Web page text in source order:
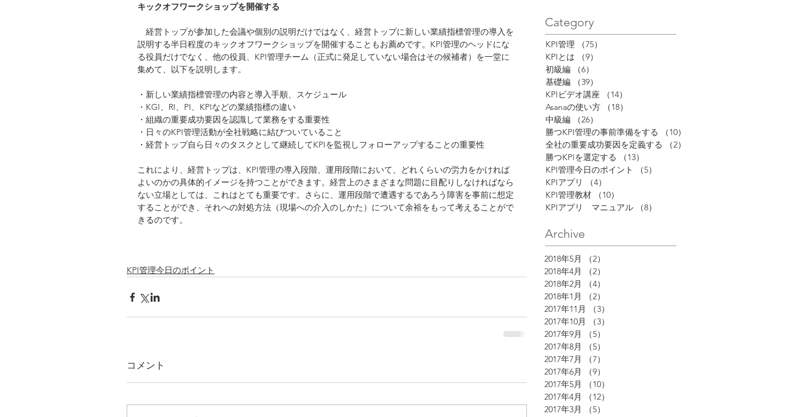
キックオフワークショップを開催する
経営トップが参加した会議や個別の説明だけではなく、経営トップに新しい業績指標管理の導入を
説明する半日程度のキックオフワークショップを開催することもお薦めです。KPI管理のヘッドにな
る役員だけでなく、他の役員、KPI管理チーム（正式に発足していない場合はその候補者）を一堂に
集めて、以下を説明します。
・新しい業績指標管理の内容と導入手順、スケジュール
・KGI、RI、PI、KPIなどの業績指標の違い
・組織の重要成功要因を認識して業務をする重要性
・日々のKPI管理活動が全社戦略に結びついていること
・経営トップ自ら日々のタスクとして継続してKPIを監視しフォローアップすることの重要性
これにより、経営トップは、KPI管理の導入段階、運用段階において、どれくらいの労力をかければ
よいのかの具体的イメージを持つことができます。経営上のさまざまな問題に目配りしなければなら
ない立場としては、これはとても重要です。さらに、運用段階で遭遇するであろう障害を事前に想定
することができ、それへの対処方法（現場への介入のしかた）について余裕をもって考えることがで
きるのです。
KPI管理今日のポイント
コメント
Category
KPI管理 （75）
KPIとは
（9）
初級編
（6）
基礎編
（39）
KPIビデオ講座
（14）
Asanaの使い方
（18）
中級編
（26）
勝つKPI管理の事前準備をする
（10）
全社の重要成功要因を定義する
（2）
勝つKPIを選定する
（13）
KPI管理今日のポイント
（5）
KPIアプリ
（4）
KPI管理教材
（10）
KPIアプリ マニュアル
（8）
Archive
2018年5月 （2）
2018年4月
（2）
2018年2月
（4）
2018年1月
（2）
2017年11月
（3）
2017年10月
（3）
2017年9月
（5）
2017年8月
（5）
2017年7月
（7）
2017年6月
（9）
2017年5月
（10）
2017年4月
（12）
2017年3月
（5）